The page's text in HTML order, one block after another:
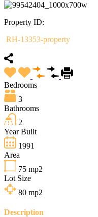
Property ID:
RH-13353-property
Bedrooms
3
Bathrooms
2
Year Built
1991
Area
75 mp2
Lot Size
80 mp2
Description